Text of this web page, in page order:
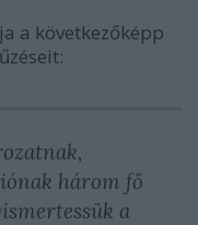
a következőképp
három fő
a